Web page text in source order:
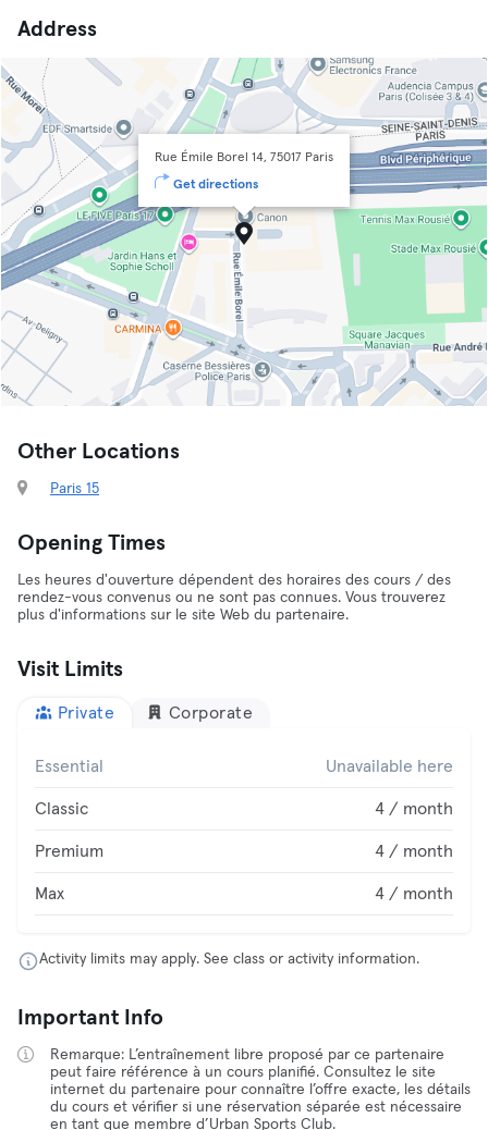
Address
Rue Émile Borel 14, 75017 Paris
Get directions
Other Locations
Paris 15
Opening Times
Les heures d'ouverture dépendent des horaires des cours / des
rendez-vous convenus ou ne sont pas connues. Vous trouverez
plus d'informations sur le site Web du partenaire.
Visit Limits
Private Corporate
Essential Unavailable here
Classic 4 / month
Premium 4 / month
Max 4 / month
Activity limits may apply. See class or activity information.
Important Info
Remarque: L’entraînement libre proposé par ce partenaire
peut faire référence à un cours planifié. Consultez le site
internet du partenaire pour connaître l’offre exacte, les détails
du cours et vérifier si une réservation séparée est nécessaire
en tant que membre d’Urban Sports Club.